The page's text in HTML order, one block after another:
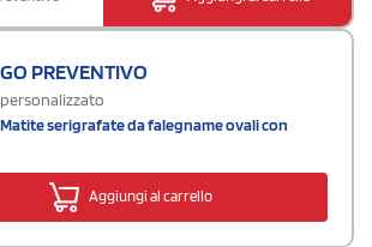
PREVENTIVO
Matite serigrafate da falegname ovali con
Aggiungi al carrello